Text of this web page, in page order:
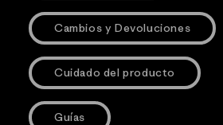
Cambios y Devoluciones
Cuidado del producto
Guías